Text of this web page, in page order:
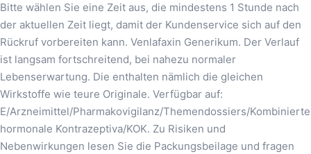
Bitte wählen Sie eine Zeit aus, die mindestens 1 Stunde nach
der aktuellen Zeit liegt, damit der Kundenservice sich auf den
Rückruf vorbereiten kann. Venlafaxin Generikum. Der Verlauf
ist langsam fortschreitend, bei nahezu normaler
Lebenserwartung. Die enthalten nämlich die gleichen
Wirkstoffe wie teure Originale. Verfügbar auf:
E/Arzneimittel/Pharmakovigilanz/Themendossiers/Kombinierte
hormonale Kontrazeptiva/KOK. Zu Risiken und
Nebenwirkungen lesen Sie die Packungsbeilage und fragen